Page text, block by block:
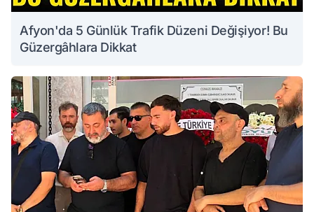
Afyon'da 5 Günlük Trafik Düzeni Değişiyor! Bu
Güzergâhlara Dikkat